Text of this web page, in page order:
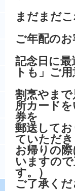
まだまだ
ご年配の
記念日に
トも」ご
割烹やま
所カード
券を
郵送して
ていただ
お帰りの
いますの
す。）
ご了承く